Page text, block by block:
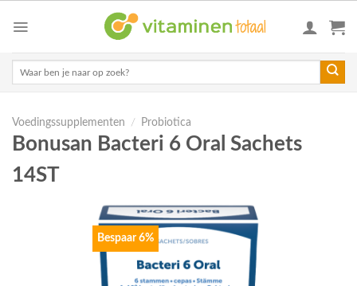
Voedingssupplementen / Probiotica
Bonusan Bacteri 6 Oral Sachets
14ST
Bespaar 6%